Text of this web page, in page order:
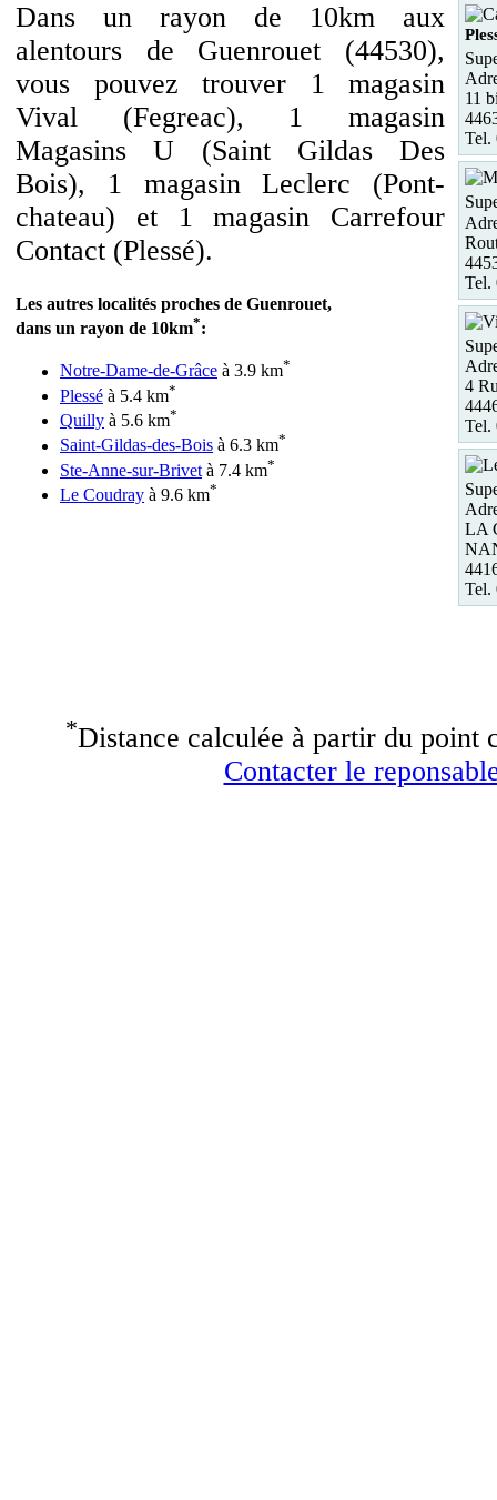
Dans un rayon de 10km aux
alentours de Guenrouet (44530),
vous pouvez trouver 1 magasin
Vival (Fegreac), 1 magasin
Magasins U (Saint Gildas Des
Bois), 1 magasin Leclerc (Pont-
chateau) et 1 magasin Carrefour
Contact (Plessé).
Les autres localités proches de Guenrouet,
dans un rayon de 10km*:
Notre-Dame-de-Grâce à 3.9 km*
Plessé à 5.4 km*
Quilly à 5.6 km*
Saint-Gildas-des-Bois à 6.3 km*
Ste-Anne-sur-Brivet à 7.4 km*
Le Coudray à 9.6 km*
11
Tel.
Tel.
4
Tel.
LA
Tel.
*Distance calculée à partir du point
Contacter le